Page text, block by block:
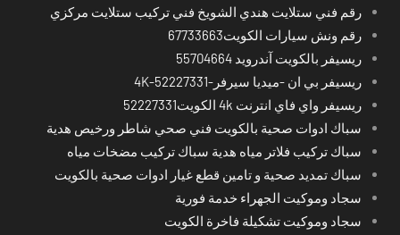
رقم فني ستلايت هندي الشويخ فني تركيب ستلايت مركزي
رقم ونش سيارات الكويت67733663
ريسيفر بالكويت آندرويد 55704664
ريسيفر بي ان -ميديا سيرفر-4K-52227331
ريسيفر واي فاي انترنت 4k الكويت52227331
سباك ادوات صحية بالكويت فني صحي شاطر ورخيص هدية
سباك تركيب فلاتر مياه هدية سباك تركيب مضخات مياه
سباك تمديد صحية و تامين قطع غيار ادوات صحية بالكويت
سجاد وموكيت الجهراء خدمة فورية
سجاد وموكيت تشكيلة فاخرة الكويت